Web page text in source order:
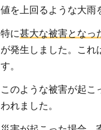
支
寄付
する
方法
は？
2.1
義援
値を上回るような大雨
特に甚大な被害となっ
が発生しました。これ
す。
このような被害が起こ
われました。